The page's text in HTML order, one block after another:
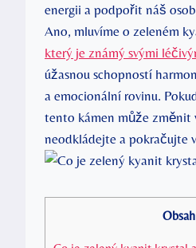
energii a podpořit náš
Ano, mluvíme o zeleném
který je známý svými
úžasnou schopností
a emocionální rovinu.
tento kámen může změnit
neodkládejte a pokračujte
Obsah